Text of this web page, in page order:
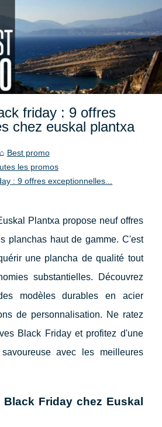
friday : 9 offres
chez euskal plantxa
Best promo
les promos
: 9 offres exceptionnelles...
Plantxa propose neuf offres
planchas haut de gamme. C'est
une plancha de qualité tout
substantielles. Découvrez
modèles durables en acier
de personnalisation. Ne ratez
Black Friday et profitez d'une
avec les meilleures
Friday chez Euskal